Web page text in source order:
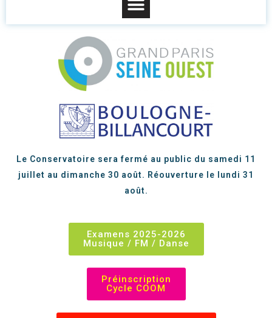
Le Conservatoire sera fermé au public du samedi 11
juillet au dimanche 30 août. Réouverture le lundi 31
août.
Examens 2025-2026
Musique / FM / Danse
Préinscription
Cycle COOM